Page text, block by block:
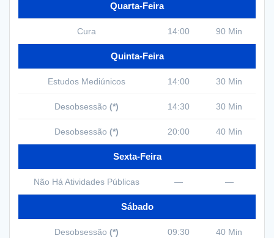
Quarta-Feira
Cura 14:00 90 Min
Quinta-Feira
Estudos Mediúnicos 14:00 30 Min
Desobsessão (*) 14:30 30 Min
Desobsessão (*) 20:00 40 Min
Sexta-Feira
Não Há Atividades Públicas — —
Sábado
Desobsessão (*) 09:30 40 Min